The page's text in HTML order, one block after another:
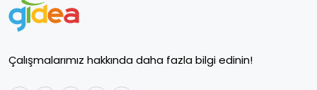
Çalışmalarımız hakkında daha fazla bilgi edinin!